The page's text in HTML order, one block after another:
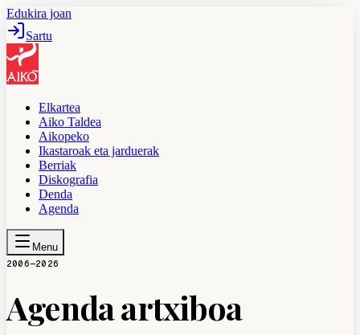
Edukira joan
Sartu
Elkartea
Aiko Taldea
Aikopeko
Ikastaroak eta jarduerak
Berriak
Diskografia
Denda
Agenda
Menu
2006—2026
Agenda artxiboa